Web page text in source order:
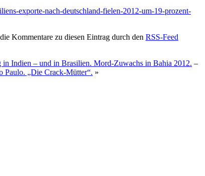
exporte-nach-deutschland-fielen-2012-um-19-prozent-
Kommentare zu diesen Eintrag durch den RSS-Feed
Indien – und in Brasilien. Mord-Zuwachs in Bahia 2012. –
Paulo. „Die Crack-Mütter“. »